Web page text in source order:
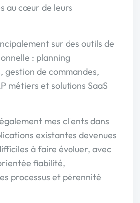
au cœur de leurs
sur des outils de
: planning
gestion de commandes,
métiers et solutions SaaS
mes clients dans
existantes devenues
à faire évoluer, avec
fiabilité,
processus et pérennité